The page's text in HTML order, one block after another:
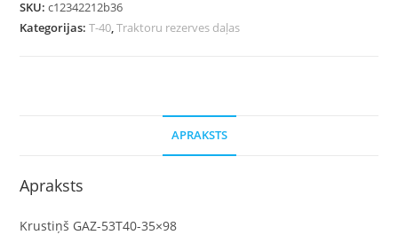
SKU:c12342212b36
Kategorijas:T-40,Traktoru rezerves daļas
APRAKSTS
Apraksts
Krustiņš GAZ-53T40-35×98